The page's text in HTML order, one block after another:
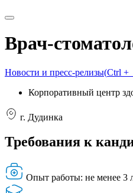
Врач-
Новости и пресс-релизы(Ctrl +
Корпоративный центр
г. Дудинка
Требования к
Опыт работы: не менее 3